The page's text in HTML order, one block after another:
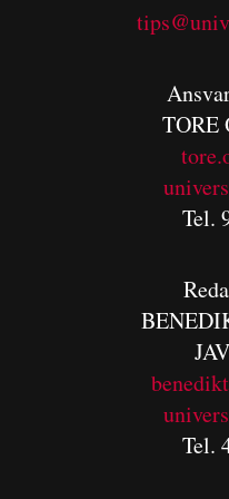
TORE
Tel.
Tel.